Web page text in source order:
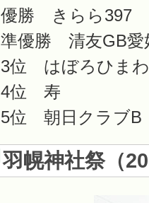
優勝 きらら397
準優勝 清友GB愛
3位 はぼろひま
4位 寿
5位 朝日クラブB
羽幌神社祭（